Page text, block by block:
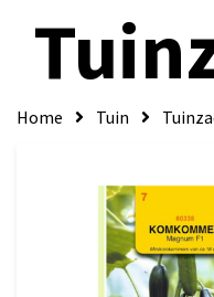
Home Tuin